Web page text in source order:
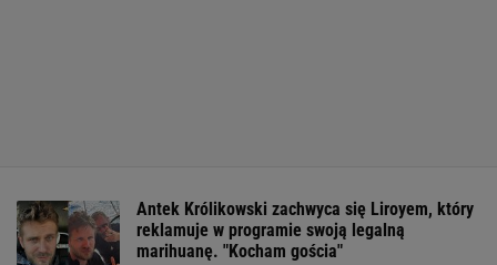
Antek Królikowski zachwyca się Liroyem, który
reklamuje w programie swoją legalną
marihuanę. "Kocham gościa"